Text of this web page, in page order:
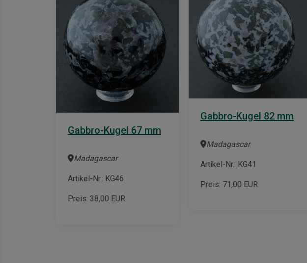
Gabbro-Kugel 67 mm
Madagascar
Artikel-Nr.: KG46
Preis: 38,00 EUR
Gabbro-Kugel 82 mm
Madagascar
Artikel-Nr.: KG41
Preis: 71,00 EUR